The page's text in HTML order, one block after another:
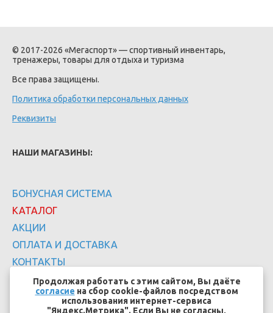
© 2017-2026 «Мегаспорт» — спортивный инвентарь,
тренажеры, товары для отдыха и туризма
Все права защищены.
Политика обработки персональных данных
Реквизиты
НАШИ МАГАЗИНЫ:
БОНУСНАЯ СИСТЕМА
КАТАЛОГ
АКЦИИ
ОПЛАТА И ДОСТАВКА
КОНТАКТЫ
Продолжая работать с этим сайтом, Вы даёте
согласие на сбор cookie-файлов посредством
использования интернет-сервиса
"Яндекс.Метрика". Если Вы не согласны,